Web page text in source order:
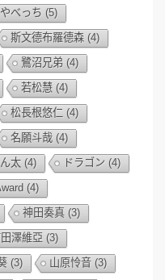
やべっち (5)
斯文德布羅德森 (4)
鷺沼兄弟 (4)
若松慧 (4)
松長根悠仁 (4)
名願斗哉 (4)
太 (4) ドラゴン (4)
(4)
神田奏真 (3)
澤維亞 (3)
(3) 山原怜音 (3)